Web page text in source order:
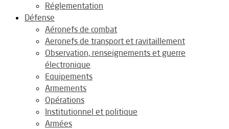
Réglementation
Défense
Aéronefs de combat
Aeronefs de transport et ravitaillement
Observation, renseignements et guerre
électronique
Equipements
Armements
Opérations
Institutionnel et politique
Armées